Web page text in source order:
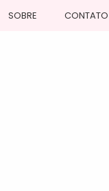
SOBRE CONTATO